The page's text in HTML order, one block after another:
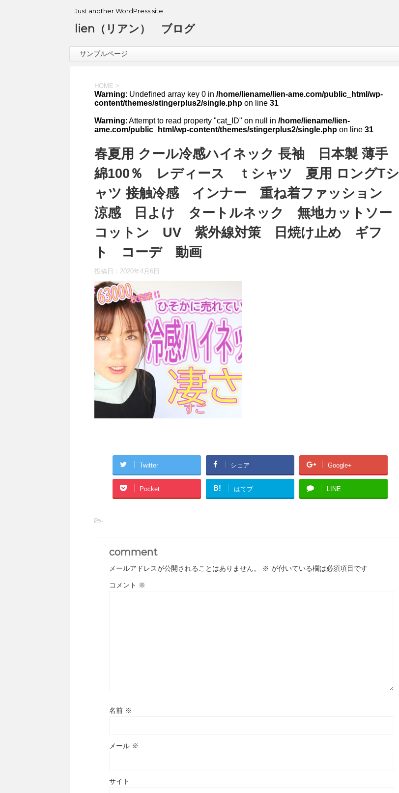
Just another WordPress site
lien（リアン） ブログ
サンプルページ
HOME >
Warning: Undefined array key 0 in /home/liename/lien-ame.com/public_html/wp-
content/themes/stingerplus2/single.php on line 31
Warning: Attempt to read property "cat_ID" on null in /home/liename/lien-
ame.com/public_html/wp-content/themes/stingerplus2/single.php on line 31
春夏用 クール冷感ハイネック 長袖 日本製 薄手
綿100％ レディース ｔシャツ 夏用 ロングTシ
ャツ 接触冷感 インナー 重ね着ファッション
涼感 日よけ タートルネック 無地カットソー
コットン UV 紫外線対策 日焼け止め ギフ
ト コーデ 動画
投稿日： 2020年4月6日
Twitter シェア Google+
Pocket B! はてブ LINE
-
comment
メールアドレスが公開されることはありません。 ※ が付いている欄は必須項目です
コメント ※
名前 ※
メール ※
サイト